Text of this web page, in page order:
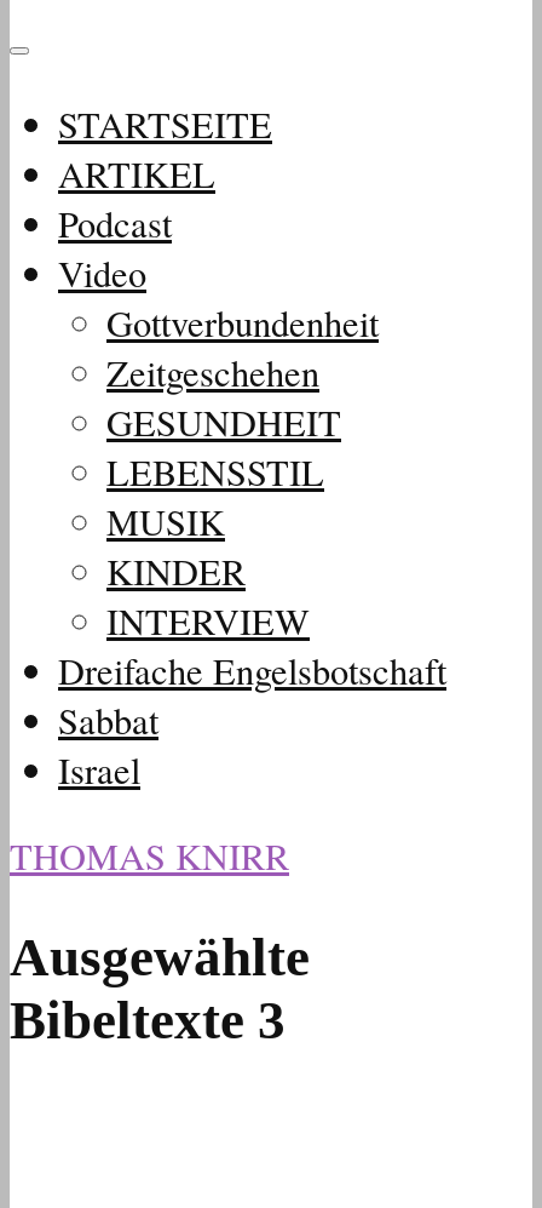
STARTSEITE
ARTIKEL
Podcast
Video
Gottverbundenheit
Zeitgeschehen
GESUNDHEIT
LEBENSSTIL
MUSIK
KINDER
INTERVIEW
Dreifache Engelsbotschaft
Sabbat
Israel
THOMAS KNIRR
Ausgewählte
Bibeltexte 3